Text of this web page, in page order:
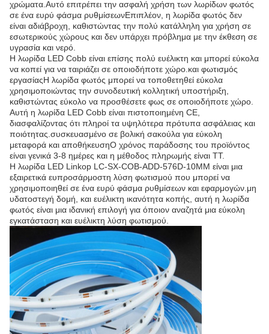
χρώματα.Αυτό επιτρέπει την ασφαλή χρήση των λωρίδων φωτός
σε ένα ευρύ φάσμα ρυθμίσεωνΕπιπλέον, η λωρίδα φωτός δεν
είναι αδιάβροχη, καθιστώντας την πολύ κατάλληλη για χρήση σε
εσωτερικούς χώρους και δεν υπάρχει πρόβλημα με την έκθεση σε
υγρασία και νερό.
Η λωρίδα LED Cobb είναι επίσης πολύ ευέλικτη και μπορεί εύκολα
να κοπεί για να ταιριάζει σε οποιοδήποτε χώρο.και φωτισμός
εργασίαςΗ λωρίδα φωτός μπορεί να τοποθετηθεί εύκολα
χρησιμοποιώντας την συνοδευτική κολλητική υποστήριξη,
καθιστώντας εύκολο να προσθέσετε φως σε οποιοδήποτε χώρο.
Αυτή η λωρίδα LED Cobb είναι πιστοποιημένη CE,
διασφαλίζοντας ότι πληροί τα υψηλότερα πρότυπα ασφάλειας και
ποιότητας.συσκευασμένο σε βολική σακούλα για εύκολη
μεταφορά και αποθήκευσηΟ χρόνος παράδοσης του προϊόντος
είναι γενικά 3-8 ημέρες και η μέθοδος πληρωμής είναι TT.
Η λωρίδα LED Linkop LC-SX-COB-ADD-576D-10MM είναι μια
εξαιρετικά ευπροσάρμοστη λύση φωτισμού που μπορεί να
χρησιμοποιηθεί σε ένα ευρύ φάσμα ρυθμίσεων και εφαρμογών.μη
υδατοστεγή δομή, και ευέλικτη ικανότητα κοπής, αυτή η λωρίδα
φωτός είναι μια ιδανική επιλογή για όποιον αναζητά μια εύκολη
εγκατάσταση και ευέλικτη λύση φωτισμού.